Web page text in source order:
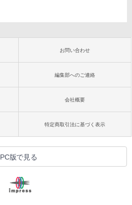
お問い合わせ
編集部へのご連絡
会社概要
特定商取引法に基づく表示
PC版で見る